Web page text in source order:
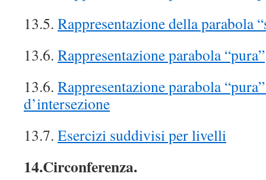
13.5. Rappresentazione della parabola
13.6. Rappresentazione parabola “pura”
13.6. Rappresentazione parabola
d’intersezione
13.7. Esercizi suddivisi per livelli
14.Circonferenza.